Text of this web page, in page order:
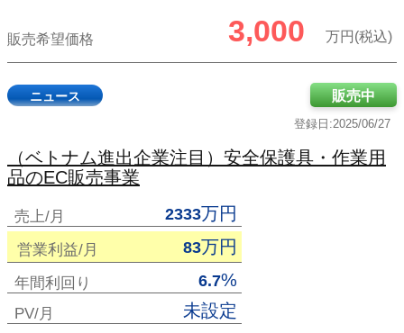
販売希望価格 3,000 万円(税込)
ニュース
登録日:2025/06/27
販売中
（ベトナム進出企業注目）安全保護具・作業用
品のEC販売事業
売上/月 2333万円
営業利益/月 83万円
年間利回り 6.7%
PV/月 未設定